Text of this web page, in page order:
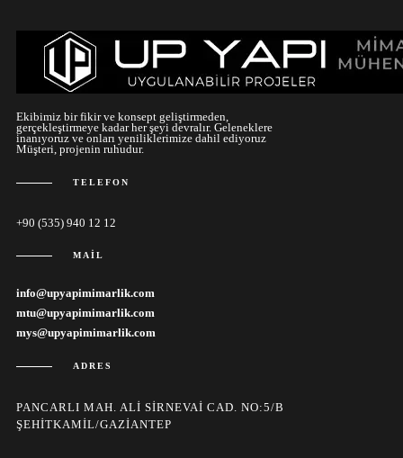
Ekibimiz bir fikir ve konsept geliştirmeden,
gerçekleştirmeye kadar her şeyi devralır. Geleneklere
inanıyoruz ve onları yeniliklerimize dahil ediyoruz
Müşteri, projenin ruhudur.
TELEFON
+90 (535) 940 12 12
MAIL
info@upyapimimarlik.com
mtu@upyapimimarlik.com
mys@upyapimimarlik.com
ADRES
PANCARLI MAH. ALI SIRNEVAI CAD. NO:5/B
ŞEHITKAMIL/GAZIANTEP